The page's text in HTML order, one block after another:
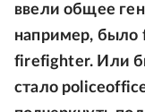
ввели общее
например, было
firefighter. Или
стало